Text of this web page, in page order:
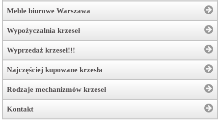
Meble biurowe Warszawa
Wypożyczalnia krzeseł
Wyprzedaż krzeseł!!!
Najczęściej kupowane krzesła
Rodzaje mechanizmów krzeseł
Kontakt